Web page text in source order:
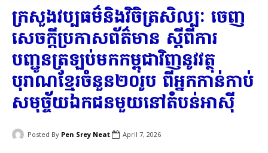
ក្រសួងវប្បធម៌និងវិចិត្រសិល្បៈ ចេញ
សេចក្តីប្រកាសព័ត៌មាន ស្តីពីការ
បញ្ជូនត្រឡប់មកកម្ពុជាវិញនូវវត្ថុ
បុរាណខ្មែរចំនួន២០រូប ពីអ្នកកាន់កាប់
សមុច្ច័យឯកជនមួយនៅតំបន់អាស៊ី
Posted By Pen Srey Neat April 7, 2026